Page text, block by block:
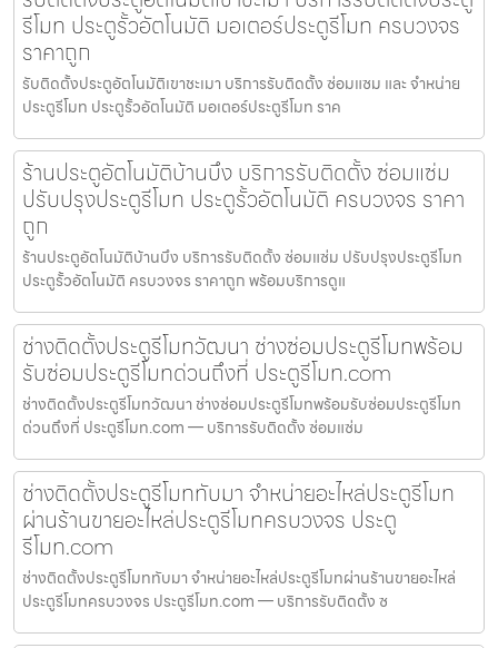
รีโมท ประตูรั้วอัตโนมัติ มอเตอร์ประตูรีโมท ครบวงจร
ราคาถูก
รับติดตั้งประตูอัตโนมัติเขาชะเมา บริการรับติดตั้ง ซ่อมแซม และ จำหน่าย
ประตูรีโมท ประตูรั้วอัตโนมัติ มอเตอร์ประตูรีโมท ราค
ร้านประตูอัตโนมัติบ้านบึง บริการรับติดตั้ง ซ่อมแซ่ม
ปรับปรุงประตูรีโมท ประตูรั้วอัตโนมัติ ครบวงจร ราคา
ถูก
ร้านประตูอัตโนมัติบ้านบึง บริการรับติดตั้ง ซ่อมแซ่ม ปรับปรุงประตูรีโมท
ประตูรั้วอัตโนมัติ ครบวงจร ราคาถูก พร้อมบริการดูแ
ช่างติดตั้งประตูรีโมทวัฒนา ช่างซ่อมประตูรีโมทพร้อม
รับซ่อมประตูรีโมทด่วนถึงที่ ประตูรีโมท.com
ช่างติดตั้งประตูรีโมทวัฒนา ช่างซ่อมประตูรีโมทพร้อมรับซ่อมประตูรีโมท
ด่วนถึงที่ ประตูรีโมท.com — บริการรับติดตั้ง ซ่อมแซ่ม
ช่างติดตั้งประตูรีโมททับมา จำหน่ายอะไหล่ประตูรีโมท
ผ่านร้านขายอะไหล่ประตูรีโมทครบวงจร ประตู
รีโมท.com
ช่างติดตั้งประตูรีโมททับมา จำหน่ายอะไหล่ประตูรีโมทผ่านร้านขายอะไหล่
ประตูรีโมทครบวงจร ประตูรีโมท.com — บริการรับติดตั้ง ซ